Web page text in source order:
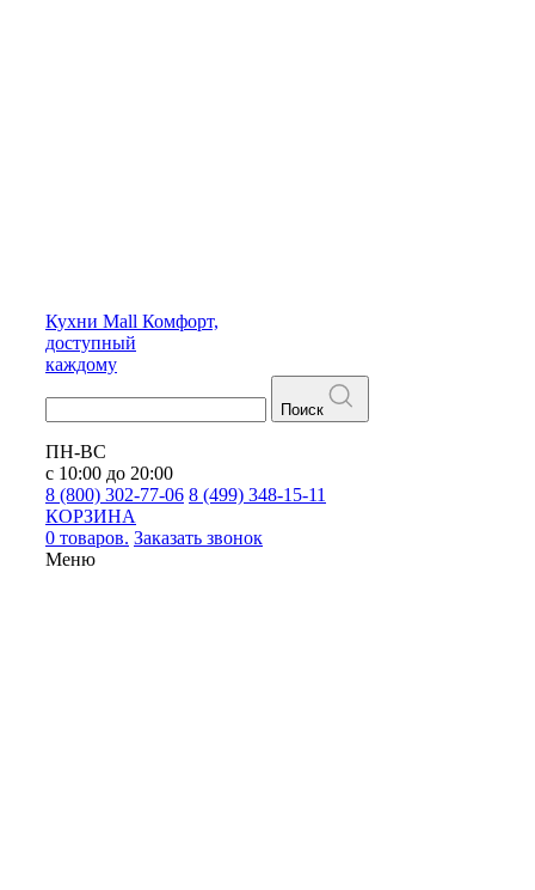
Кухни Mall Комфорт,
доступный
каждому
Поиск
ПН-ВС
с 10:00 до 20:00
8 (800) 302-77-06 8 (499) 348-15-11
КОРЗИНА
0 товаров. Заказать звонок
Меню